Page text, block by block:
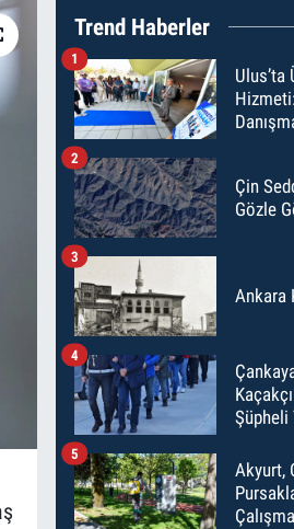
Trend Haberler
Ulus’ta
1
Çin
Gözle
2
Ankara
3
Şüpheli
4
Akyurt,
5